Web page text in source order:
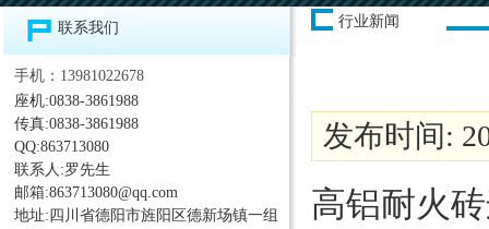
联系我们
手机：13981022678
座机:0838-3861988
传真:0838-3861988
QQ:863713080
联系人:罗先生
邮箱:863713080@qq.com
地址:四川省德阳市旌阳区德新场镇一组
行业新闻
发布时间:
高铝耐火